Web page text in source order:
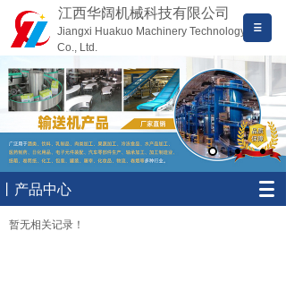
江西华阔机械科技有限公司
Jiangxi Huakuo Machinery Technology
Co., Ltd.
丨产品中心
暂无相关记录！